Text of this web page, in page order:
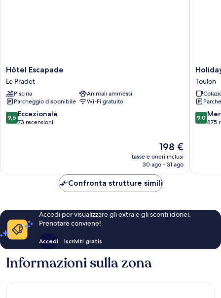
Hôtel
Escapade
Le
Pradet
Hôtel Escapade
Le Pradet
Piscina
Animali ammessi
Parcheggio disponibile
Wi-Fi gratuito
9.6
su
9,6 Eccezionale
73 recensioni
Il
prezzo
attuale
198 €
198 €
tasse e oneri inclusi
30 ago - 31 ago
Holiday
Inn
Express
Toulon
-
Est
by
Toulon
9.0
su
9,0
875
Confronta strutture simili
Accedi per visualizzare gli extra e gli sconti idonei.
Prenotare conviene!
Accedi Iscriviti gratis
Informazioni sulla zona